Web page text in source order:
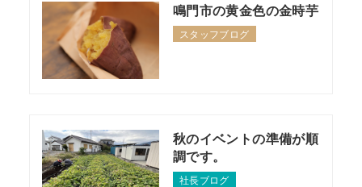
鳴門市の黄金色の金時芋
スタッフブログ
秋のイベントの準備が順
調です。
社長ブログ